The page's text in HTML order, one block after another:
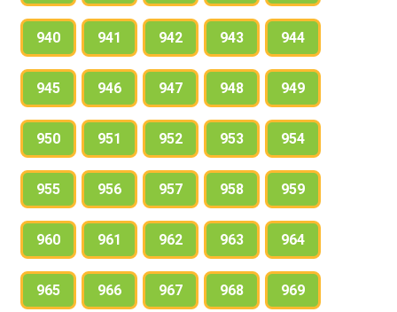
940 941 942 943 944
945 946 947 948 949
950 951 952 953 954
955 956 957 958 959
960 961 962 963 964
965 966 967 968 969